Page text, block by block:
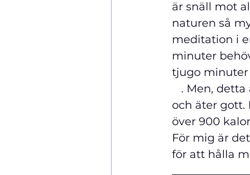
är snäll mot
naturen så
meditation i
minuter
tjugo
. Men, detta
och äter gott.
över 900
För mig är
för att hålla